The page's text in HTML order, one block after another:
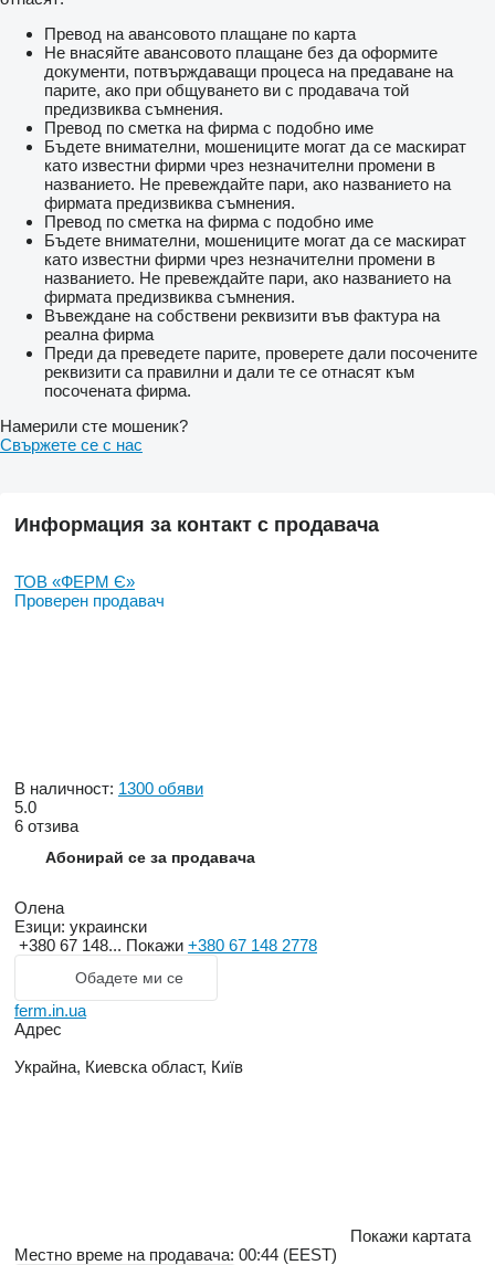
Превод на авансовото плащане по карта
Не внасяйте авансовото плащане без да оформите
документи, потвърждаващи процеса на предаване на
парите, ако при общуването ви с продавача той
предизвиква съмнения.
Превод по сметка на фирма с подобно име
Бъдете внимателни, мошениците могат да се маскират
като известни фирми чрез незначителни промени в
названието. Не превеждайте пари, ако названието на
фирмата предизвиква съмнения.
Превод по сметка на фирма с подобно име
Бъдете внимателни, мошениците могат да се маскират
като известни фирми чрез незначителни промени в
названието. Не превеждайте пари, ако названието на
фирмата предизвиква съмнения.
Въвеждане на собствени реквизити във фактура на
реална фирма
Преди да преведете парите, проверете дали посочените
реквизити са правилни и дали те се отнасят към
посочената фирма.
Намерили сте мошеник?
Свържете се с нас
Информация за контакт с продавача
ТОВ «ФЕРМ Є»
Проверен продавач
В наличност: 1300 обяви
5.0
6 отзива
Абонирай се за продавача
Олена
Езици: украински
+380 67 148... Покажи +380 67 148 2778
Обадете ми се
ferm.in.ua
Адрес
Украйна, Киевска област, Київ
Покажи картата
Местно време на продавача: 00:44 (EEST)